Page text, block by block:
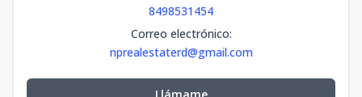
8498531454
Correo electrónico:
nprealestaterd@gmail.com